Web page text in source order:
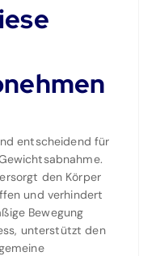
entscheidend für
den Körper
und verhindert
Bewegung
unterstützt den